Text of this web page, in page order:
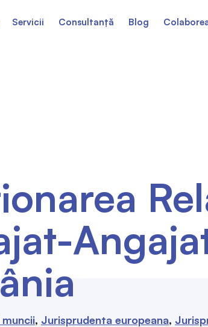
Servicii Consultanță Blog
Jurisprudenta europeana